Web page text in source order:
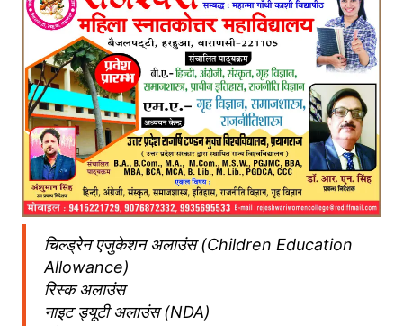
च‍िल्‍ड्रेन एजुकेशन अलाउंस (Children Education
Allowance)
र‍िस्‍क अलाउंस
नाइट ड्यूटी अलाउंस (NDA)